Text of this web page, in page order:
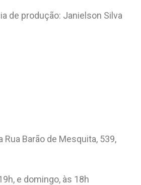
de produção: Janielson Silva
Rua Barão de Mesquita, 539,
e domingo, às 18h